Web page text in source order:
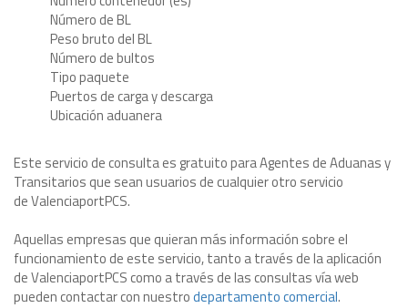
Número de BL
Peso bruto del BL
Número de bultos
Tipo paquete
Puertos de carga y descarga
Ubicación aduanera
Este servicio de consulta es gratuitopara Agentes de Aduanas y
Transitarios que sean usuarios de cualquier otro servicio
de ValenciaportPCS.
Aquellas empresas que quieran más información sobre el
funcionamiento de este servicio, tanto a través de la aplicación
de ValenciaportPCS como a través de las consultas vía web
pueden contactar con nuestrodepartamento comercial.